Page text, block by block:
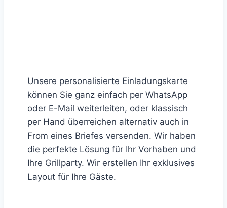
Unsere personalisierte Einladungskarte
können Sie ganz einfach per WhatsApp
oder E-Mail weiterleiten, oder klassisch
per Hand überreichen alternativ auch in
From eines Briefes versenden. Wir haben
die perfekte Lösung für Ihr Vorhaben und
Ihre Grillparty. Wir erstellen Ihr exklusives
Layout für Ihre Gäste.